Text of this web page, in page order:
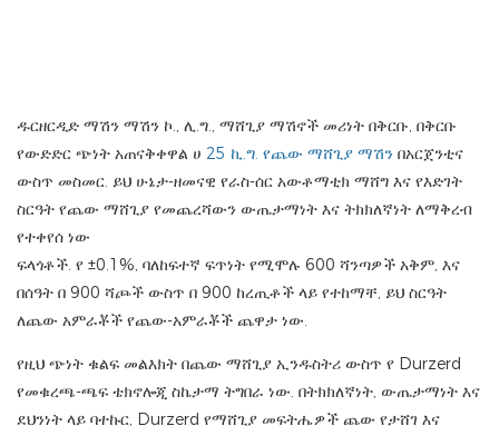
ዱርዘርዲድ ማሽን ማሽን ኮ., ሊ.ግ., ማሸጊያ ማሽኖች መሪነት በቅርቡ, በቅርቡ
የውድድር ጭነት አጠናቅቀዋል ሀ 25 ኪ.ግ. የጨው ማሸጊያ ማሽን በአርጀንቲና
ውስጥ መስመር. ይህ ሁኔታ-ዘመናዊ የራስ-ሰር አውቶማቲክ ማሸግ እና የእድገት
ስርዓት የጨው ማሸጊያ የመጨረሻውን ውጤታማነት እና ትክክለኛነት ለማቅረብ
የተቀየሰ ነው
ፍላጎቶች. የ ±0.1%, ባለከፍተኛ ፍጥነት የሚሞሉ 600 ሻንጣዎች አቅም, እና
በሰዓት በ 900 ሻጮች ውስጥ በ 900 ከረጢቶች ላይ የተከማቸ, ይህ ስርዓት
ለጨው አምራቾች የጨው-አምራቾች ጨዋታ ነው.
የዚህ ጭነት ቁልፍ መልእክት በጨው ማሸጊያ ኢንዱስትሪ ውስጥ የ Durzerd
የመቁረጫ-ጫፍ ቴክኖሎጂ ስኬታማ ትግበራ ነው. በትክክለኛነት, ውጤታማነት እና
ደህንነት ላይ ባተኩር, Durzerd የማሸጊያ መፍትሔዎች ጨው የታሸገ እና